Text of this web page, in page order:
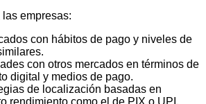
empresas:
con hábitos de pago y niveles de
con otros mercados en términos de
digital y medios de pago.
de localización basadas en
rendimiento como el de PIX o UPI.